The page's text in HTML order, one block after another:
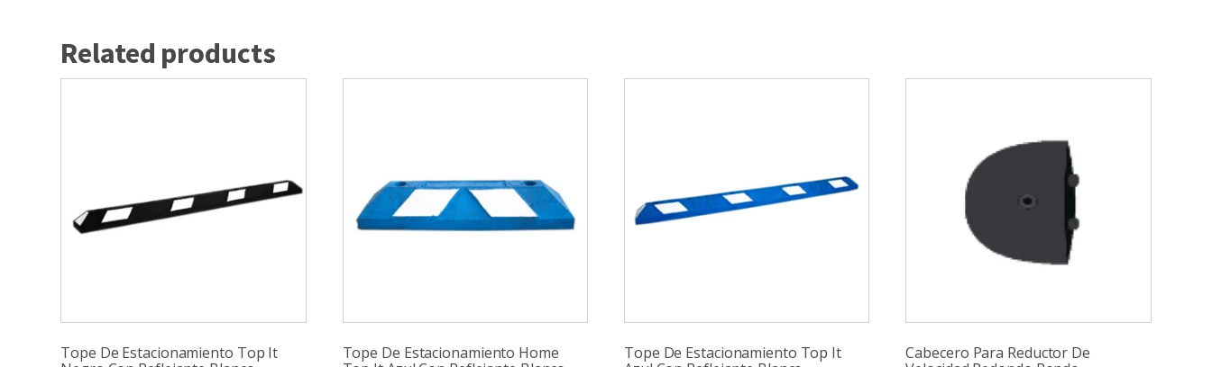
Related products
Tope De Estacionamiento Top It
Tope De Estacionamiento Home
Tope De Estacionamiento Top It
Cabecero Para Reductor De